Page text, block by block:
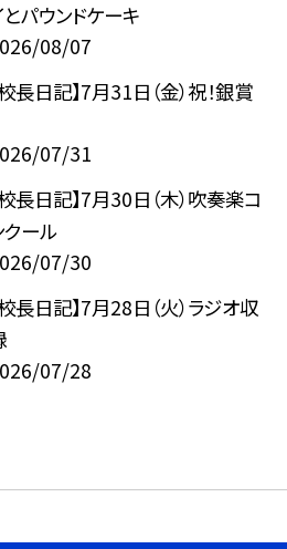
パウンドケーキ
08/07
校長日記】7月31日（金）祝！銀賞
07/31
校長日記】7月30日（木）吹奏楽コ
クール
07/30
校長日記】7月28日（火）ラジオ収
07/28